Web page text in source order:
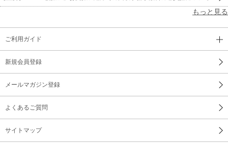
もっと見る
ご利用ガイド
新規会員登録
メールマガジン登録
よくあるご質問
サイトマップ